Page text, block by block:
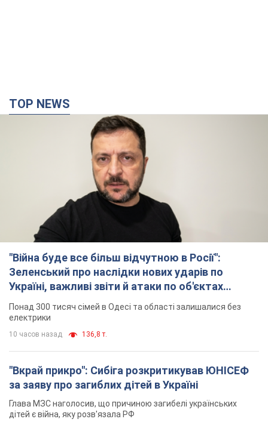
ворога. Відео
Понад 300 тисяч сімей в Одесі та області залишалися без
електрики
136,8 т.
"Вкрай прикро": Сибіга розкритикував ЮНІСЕФ
за заяву про загиблих дітей в Україні
Глава МЗС наголосив, що причиною загибелі українських
дітей є війна, яку розв'язала РФ
8 часов назад
"Суттєві руйнування": Росія завдала
масованого удару по видобувних активах і
буровому майданчику "Укрнафти"
Проти видобувної інфраструктури ворог застосував десятки
БПЛА
9 часов назад 7,2 т.